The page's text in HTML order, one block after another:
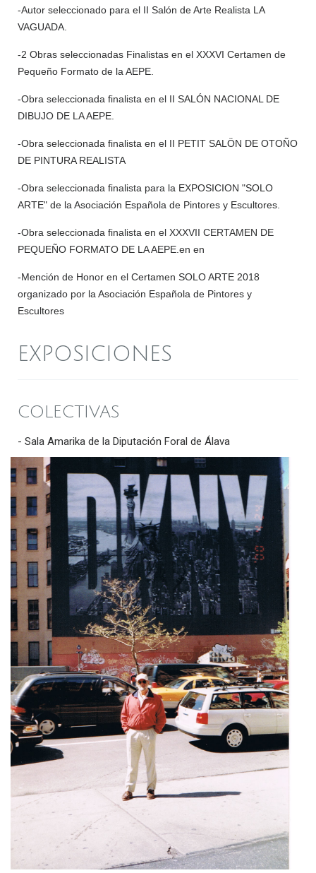
-Autor seleccionado para el II Salón de Arte Realista LA
VAGUADA.
-2 Obras seleccionadas Finalistas en el XXXVI Certamen de
Pequeño Formato de la AEPE.
-Obra seleccionada finalista en el II SALÓN NACIONAL DE
DIBUJO DE LA AEPE.
-Obra seleccionada finalista en el II PETIT SALÖN DE OTOÑO
DE PINTURA REALISTA
-Obra seleccionada finalista para la EXPOSICION "SOLO
ARTE" de la Asociación Española de Pintores y Escultores.
-Obra seleccionada finalista en el XXXVII CERTAMEN DE
PEQUEÑO FORMATO DE LA AEPE.en en
-Mención de Honor en el Certamen SOLO ARTE 2018
organizado por la Asociación Española de Pintores y
Escultores
EXPOSICIONES
COLECTIVAS
- Sala Amarika de la Diputación Foral de Álava